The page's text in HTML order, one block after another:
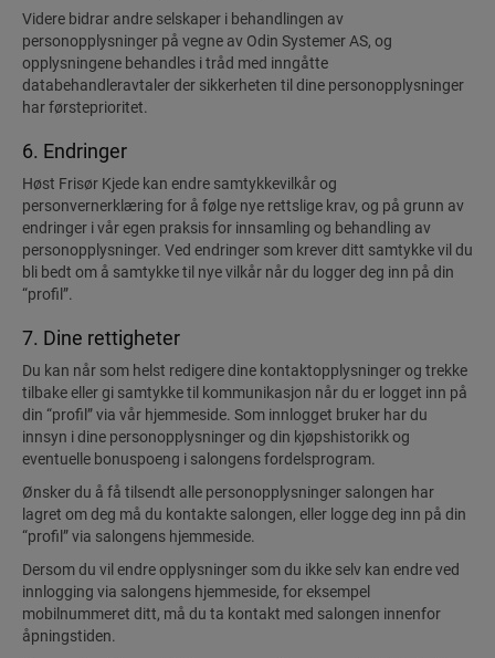
Videre bidrar andre selskaper i behandlingen av
personopplysninger på vegne av Odin Systemer AS, og
opplysningene behandles i tråd med inngåtte
databehandleravtaler der sikkerheten til dine personopplysninger
har førsteprioritet.
6. Endringer
Høst Frisør Kjede kan endre samtykkevilkår og
personvernerklæring for å følge nye rettslige krav, og på grunn av
endringer i vår egen praksis for innsamling og behandling av
personopplysninger. Ved endringer som krever ditt samtykke vil du
bli bedt om å samtykke til nye vilkår når du logger deg inn på din
“profil”.
7. Dine rettigheter
Du kan når som helst redigere dine kontaktopplysninger og trekke
tilbake eller gi samtykke til kommunikasjon når du er logget inn på
din “profil” via vår hjemmeside. Som innlogget bruker har du
innsyn i dine personopplysninger og din kjøpshistorikk og
eventuelle bonuspoeng i salongens fordelsprogram.
Ønsker du å få tilsendt alle personopplysninger salongen har
lagret om deg må du kontakte salongen, eller logge deg inn på din
“profil” via salongens hjemmeside.
Dersom du vil endre opplysninger som du ikke selv kan endre ved
innlogging via salongens hjemmeside, for eksempel
mobilnummeret ditt, må du ta kontakt med salongen innenfor
åpningstiden.